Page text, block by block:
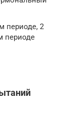
периоде, 2
периоде